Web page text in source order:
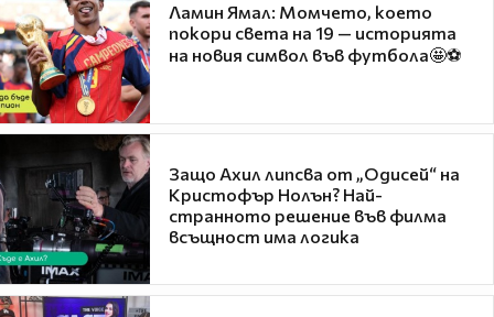
Ламин Ямал: Момчето, което
покори света на 19 — историята
на новия символ във футбола🤩⚽
Защо Ахил липсва от „Одисей“ на
Кристофър Нолън? Най-
странното решение във филма
всъщност има логика